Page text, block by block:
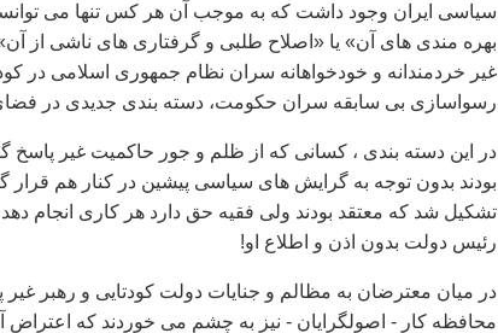
سياسی ايران وجود داشت که به موجب آن هر کس تنها می
بهره مندی های آن» يا «اصلاح طلبی و گرفتاری های ناشی از آن»
رسواسازی بی سابقه سران حکومت، دسته بندی جديدی در فضای
در اين دسته بندی ، کسانی که از ظلم و جور حاکميت غير پاسخ
بودند بدون توجه به گرايش های سياسی پيشين در کنار هم قرار
تشکيل شد که معتقد بودند ولی فقيه حق دارد هر کاری انجام
رئيس دولت بدون اذن و اطلاع او!
در ميان معترضان به مظالم و جنايات دولت کودتايی و رهبر غير
محافظه کار - اصولگرايان - نيز به چشم می خوردند که اعتراض